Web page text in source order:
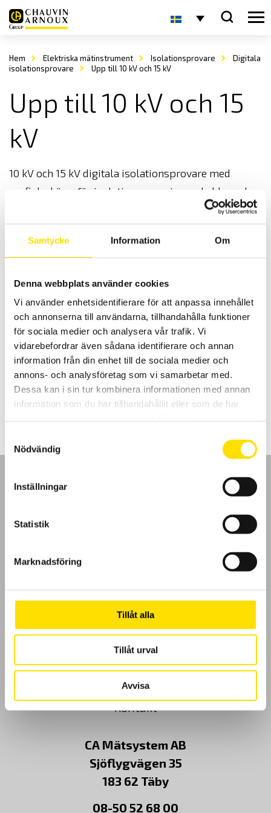
Samtycke Information Om
Denna webbplats använder cookies
Vi använder enhetsidentifierare för att anpassa innehållet
och annonserna till användarna, tillhandahålla funktioner
för sociala medier och analysera vår trafik. Vi
vidarebefordrar även sådana identifierare och annan
information från din enhet till de sociala medier och
annons- och analysföretag som vi samarbetar med.
Dessa kan i sin tur kombinera informationen med annan
information som du har tillhandahållit eller som de har
Nödvändig
Inställningar
Statistik
Marknadsföring
Tillåt alla
Tillåt urval
Avvisa
Hem Elektriska mätinstrument Isolationsprovare
Digitala
isolationsprovare
Upp till 10 kV och 15 kV
Upp till 10 kV och 15
kV
10 kV och 15 kV digitala isolationsprovare med
grafisk skärm för isolationsprovning av kablar och
CA6550 & CA6555 40 V…15 kV
10- och 15 kV isolationsprovare med automatisk urladdning av
mätobjektet samt grafisk display. Med IP65 kapsling samt
dubbelisolerade silikonkablar för krävande fältbruk. Svenska
61,900.00 kr– 74,900.00krPrisintervall:
61,900.00 kr
till
LÄS MER
Cookies
Klagomål
Kundundersökning
Kontakt
CA Mätsystem AB
Sjöflygvägen 35
183 62 Täby
08-50 52 68 00